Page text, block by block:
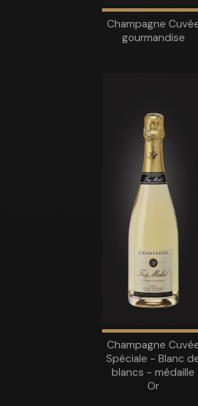
Champagne
gourmandise
Champagne
Spéciale - Blanc
blancs - médaille
Or